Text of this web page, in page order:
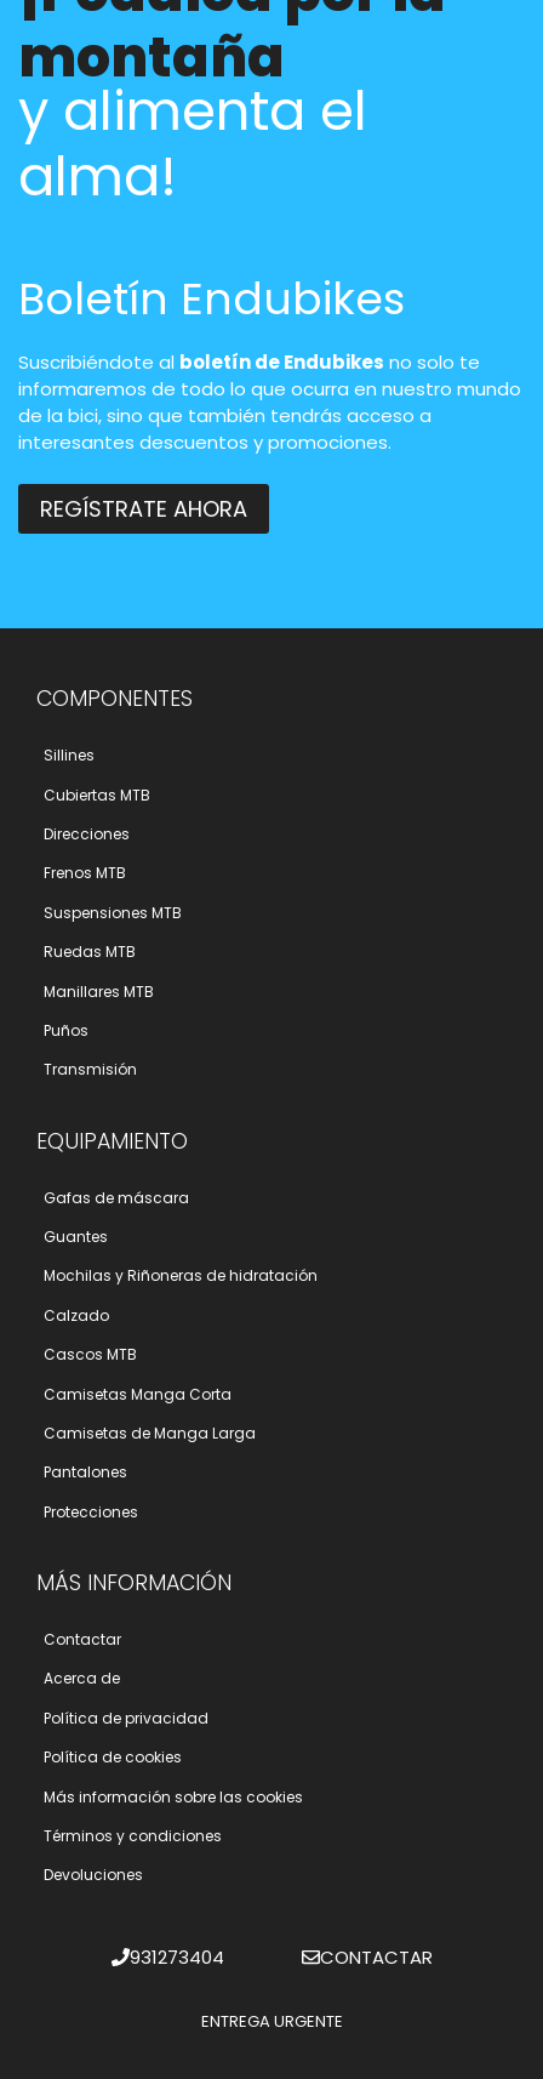
montaña
y alimenta el
alma!
Boletín Endubikes
Suscribiéndote al boletín de Endubikes no solo te
informaremos de todo lo que ocurra en nuestro mundo
de la bici, sino que también tendrás acceso a
interesantes descuentos y promociones.
REGÍSTRATE AHORA
COMPONENTES
Sillines
Cubiertas MTB
Direcciones
Frenos MTB
Suspensiones MTB
Ruedas MTB
Manillares MTB
Puños
Transmisión
EQUIPAMIENTO
Gafas de máscara
Guantes
Mochilas y Riñoneras de hidratación
Calzado
Cascos MTB
Camisetas Manga Corta
Camisetas de Manga Larga
Pantalones
Protecciones
MÁS INFORMACIÓN
Contactar
Acerca de
Polí­tica de privacidad
Polí­tica de cookies
Más información sobre las cookies
Términos y condiciones
Devoluciones
931273404 CONTACTAR
ENTREGA URGENTE